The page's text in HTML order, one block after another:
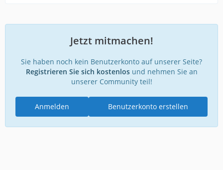
Jetzt mitmachen!
Sie haben noch kein Benutzerkonto auf unserer Seite?
Registrieren Sie sich kostenlosund nehmen Sie an
unserer Community teil!
Benutzerkonto erstellen
Anmelden